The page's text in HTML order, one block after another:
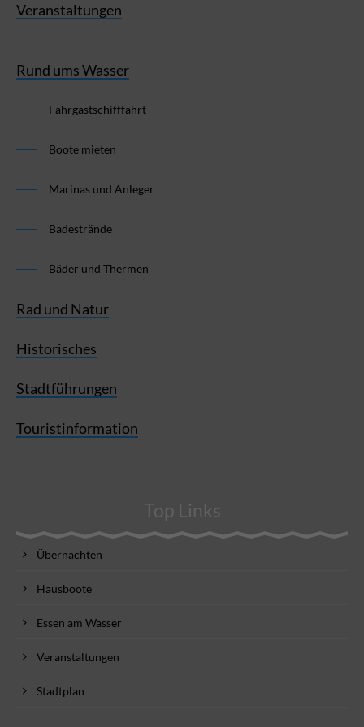
Veranstaltungen
Rund ums Wasser
Fahrgastschifffahrt
Boote mieten
Marinas und Anleger
Badestrände
Bäder und Thermen
Rad und Natur
Historisches
Stadtführungen
Touristinformation
Top Links
Übernachten
Hausboote
Essen am Wasser
Veranstaltungen
Stadtplan